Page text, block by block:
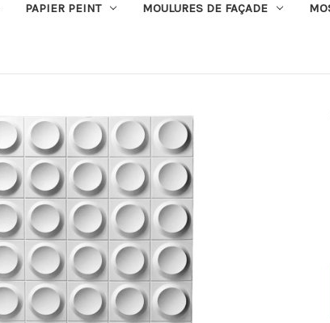
PAPIER PEINT MOULURES DE FAÇADE